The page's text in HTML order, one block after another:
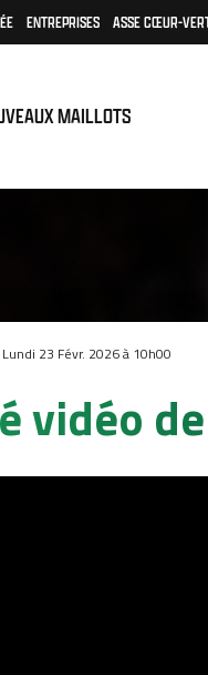
ENTREPRISES ASSE CŒUR-
MAILLOTS
Lundi 23 Févr. 2026 à 10h00
vidéo